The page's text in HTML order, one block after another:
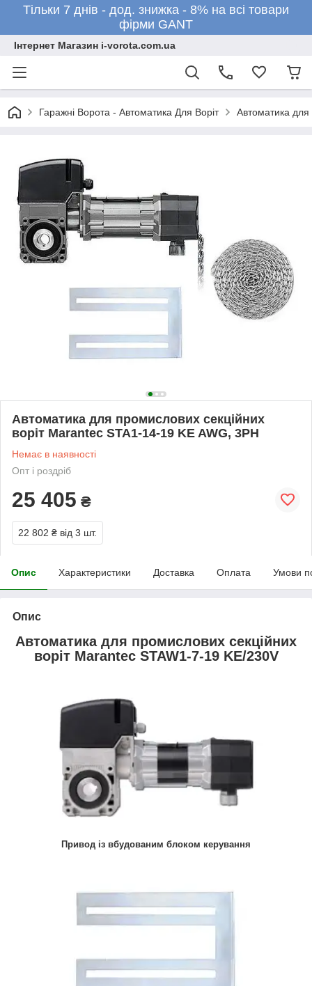
Тільки 7 днів - дод. знижка - 8% на всі товари
фірми GANT
Інтернет Магазин i-vorota.com.ua
Гаражні Ворота - Автоматика Для Воріт Автоматика для
Автоматика для промислових секційних
воріт Marantec STA1-14-19 KE AWG, 3PH
Немає в наявності
Опт і роздріб
25 405 ₴
22 802 ₴ від 3 шт.
Опис Характеристики Доставка Оплата Умови
Опис
Автоматика для промислових секційних
воріт Marantec STAW1-7-19 KE/230V
Привод із вбудованим блоком керування